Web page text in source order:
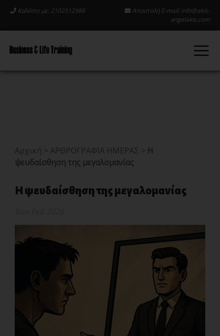
Καλέστε με: 2102512988 Αποστολή E-mail: info@akis-
angelakis.com
Αρχική > ΑΡΘΡΟΓΡΑΦΙΑ ΗΜΕΡΑΣ > Η
ψευδαίσθηση της μεγαλομανίας
Η ψευδαίσθηση της μεγαλομανίας